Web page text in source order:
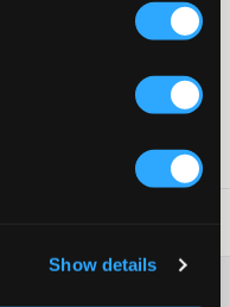
Show details